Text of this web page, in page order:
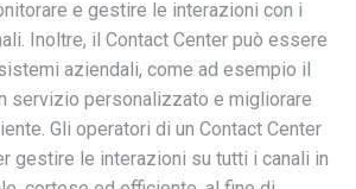
e gestire le interazioni con i
Inoltre, il Contact Center può essere
aziendali, come ad esempio il
servizio personalizzato e migliorare
Gli operatori di un Contact Center
gestire le interazioni su tutti i canali in